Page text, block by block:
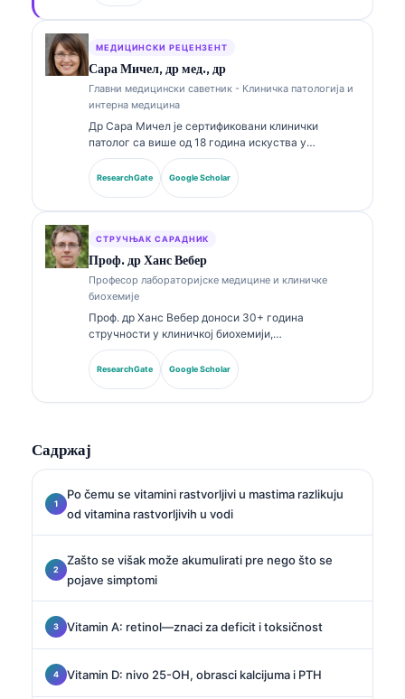
објавио опсежно радове о тумачењу биомаркера
и лабораторијској дијагностици у темама из
МЕДИЦИНСКИ РЕЦЕНЗЕНТ
Сара Мичел, др мед., др
Главни медицински саветник - Клиничка патологија и
интерна медицина
Др Сара Мичел је сертификовани клинички
патолог са више од 18 година искуства у
лабораторијској медицини и дијагностичкој
анализи. Поседује специјалистичке сертификате
из клиничке хемије и опширно је објављивала
ResearchGate Google Scholar
СТРУЧЊАК САРАДНИК
Проф. др Ханс Вебер
Професор лабораторијске медицине и клиничке
биохемије
Проф. др Ханс Вебер доноси 30+ година
стручности у клиничкој биохемији,
лабораторијској медицини и истраживању
биомаркера. Бивши председник Немачког
друштва за клиничку хемију, специјализован је за
ResearchGate Google Scholar
Садржај
Po čemu se vitamini rastvorljivi u mastima razlikuju
od vitamina rastvorljivih u vodi
Zašto se višak može akumulirati pre nego što se
pojave simptomi
Vitamin A: retinol—znaci za deficit i toksičnost
Vitamin D: nivo 25-OH, obrasci kalcijuma i PTH